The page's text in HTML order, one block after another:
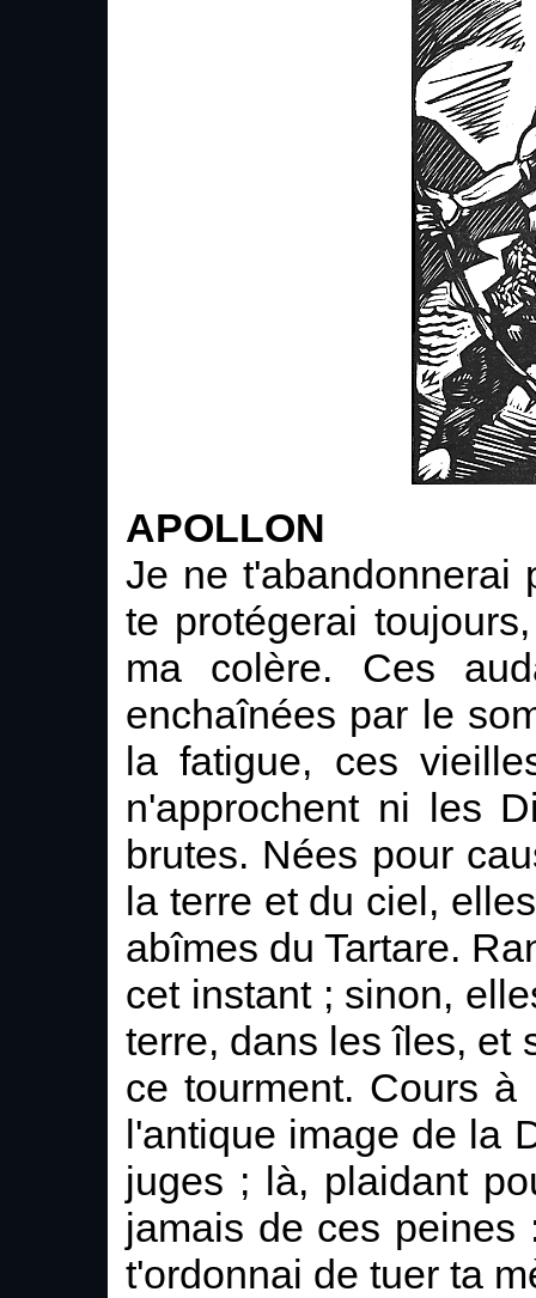
APOLLON
Je ne t'abandonnerai
te protégerai
ma colère. Ces
enchaînées par le
la fatigue, ces
n'approchent ni les
brutes. Nées pour
la terre et du ciel,
abîmes du Tartare.
cet instant ; sinon,
terre, dans les îles, et
ce tourment. Cours
l'antique image de la
juges ; là, plaidant
jamais de ces
t'ordonnai de tuer ta